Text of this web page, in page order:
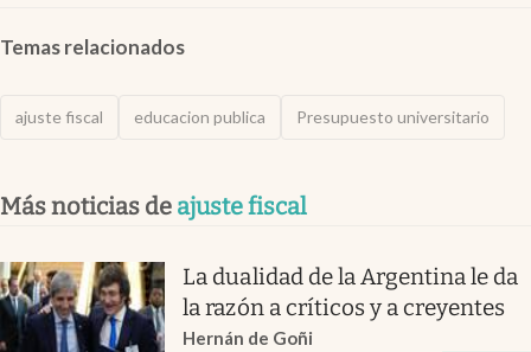
Temas relacionados
ajuste fiscal educacion publica Presupuesto universitario
Más noticias de ajuste fiscal
La dualidad de la Argentina le da
la razón a críticos y a creyentes
Hernán de Goñi